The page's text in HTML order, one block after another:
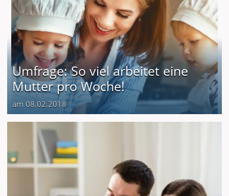
Umfrage: So viel arbeitet eine
Mutter pro Woche!
am 08.02.2018